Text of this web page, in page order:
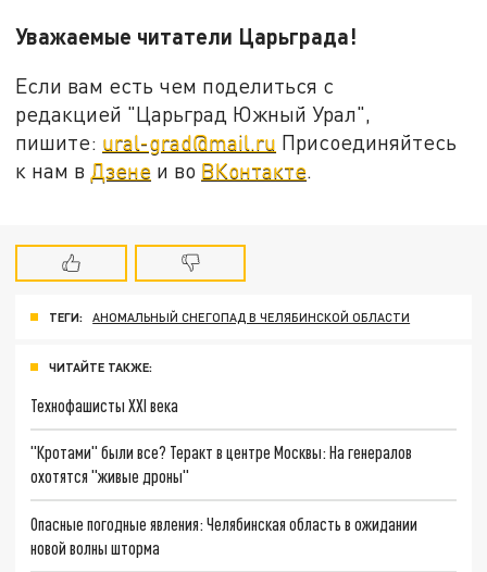
Уважаемые читатели Царьграда!
Если вам есть чем поделиться с
редакцией "Царьград Южный Урал",
пишите: ural-grad@mail.ru Присоединяйтесь
к нам в Дзене и во ВКонтакте.
ТЕГИ: АНОМАЛЬНЫЙ СНЕГОПАД В ЧЕЛЯБИНСКОЙ ОБЛАСТИ
ЧИТАЙТЕ ТАКЖЕ:
Технофашисты XXI века
"Кротами" были все? Теракт в центре Москвы: На генералов
охотятся "живые дроны"
Опасные погодные явления: Челябинская область в ожидании
новой волны шторма